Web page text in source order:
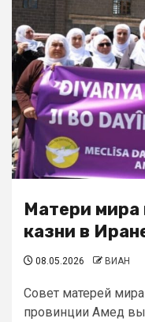
Матери
казни в
08.05.2026 ВИАН
Совет матерей
провинции Амед